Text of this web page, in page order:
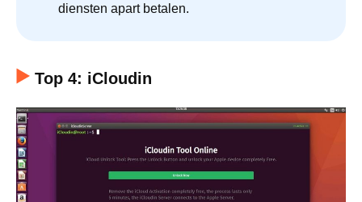
diensten apart betalen.
Top 4: iCloudin